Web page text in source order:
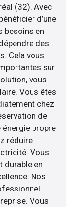
(32). Avec
d’une
besoins en
des
Cela vous
sur
vous
Vous êtes
chez
de
énergie propre
réduire
Vous
durable en
Nos
Vous